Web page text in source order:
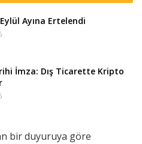
Ayına Ertelendi
İmza: Dış Ticarette Kripto
bir duyuruya göre